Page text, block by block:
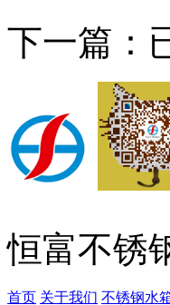
下一篇：
恒富不锈
首页 关于我们 不锈钢水